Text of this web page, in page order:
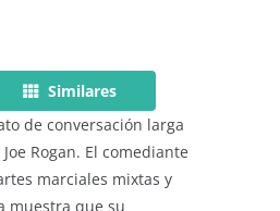
Similares
de conversación larga
Rogan. El comediante
marciales mixtas y
muestra que su